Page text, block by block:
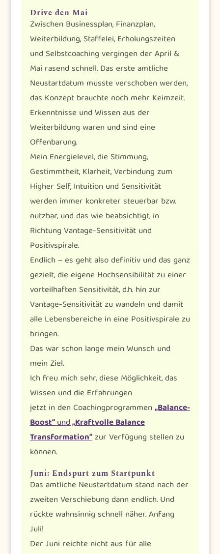
Drive den Mai
Zwischen Businessplan, Finanzplan,
Weiterbildung, Staffelei, Erholungszeiten
und Selbstcoaching vergingen der April &
Mai rasend schnell. Das erste amtliche
Neustartdatum musste verschoben werden,
das Konzept brauchte noch mehr Keimzeit.
Erkenntnisse und Wissen aus der
Weiterbildung waren und sind eine
Offenbarung.
Mein Energielevel, die Stimmung,
Gestimmtheit, Klarheit, Verbindung zum
Higher Self, Intuition und Sensitivität
werden immer konkreter steuerbar bzw.
nutzbar, und das wie beabsichtigt, in
Richtung Vantage-Sensitivität und
Positivspirale.
Endlich – es geht also definitiv und das ganz
gezielt, die eigene Hochsensibilität zu einer
vorteilhaften Sensitivität, d.h. hin zur
Vantage-Sensitivität zu wandeln und damit
alle Lebensbereiche in eine Positivspirale zu
bringen.
Das war schon lange mein Wunsch und
mein Ziel.
Ich freu mich sehr, diese Möglichkeit, das
Wissen und die Erfahrungen
jetzt in den Coachingprogrammen „Balance-
Boost“und„Kraftvolle Balance
Transformation“zur Verfügung stellen zu
können.
Juni: Endspurt zum Startpunkt
Das amtliche Neustartdatum stand nach der
zweiten Verschiebung dann endlich. Und
rückte wahnsinnig schnell näher. Anfang
Juli!
Der Juni reichte nicht aus für alle